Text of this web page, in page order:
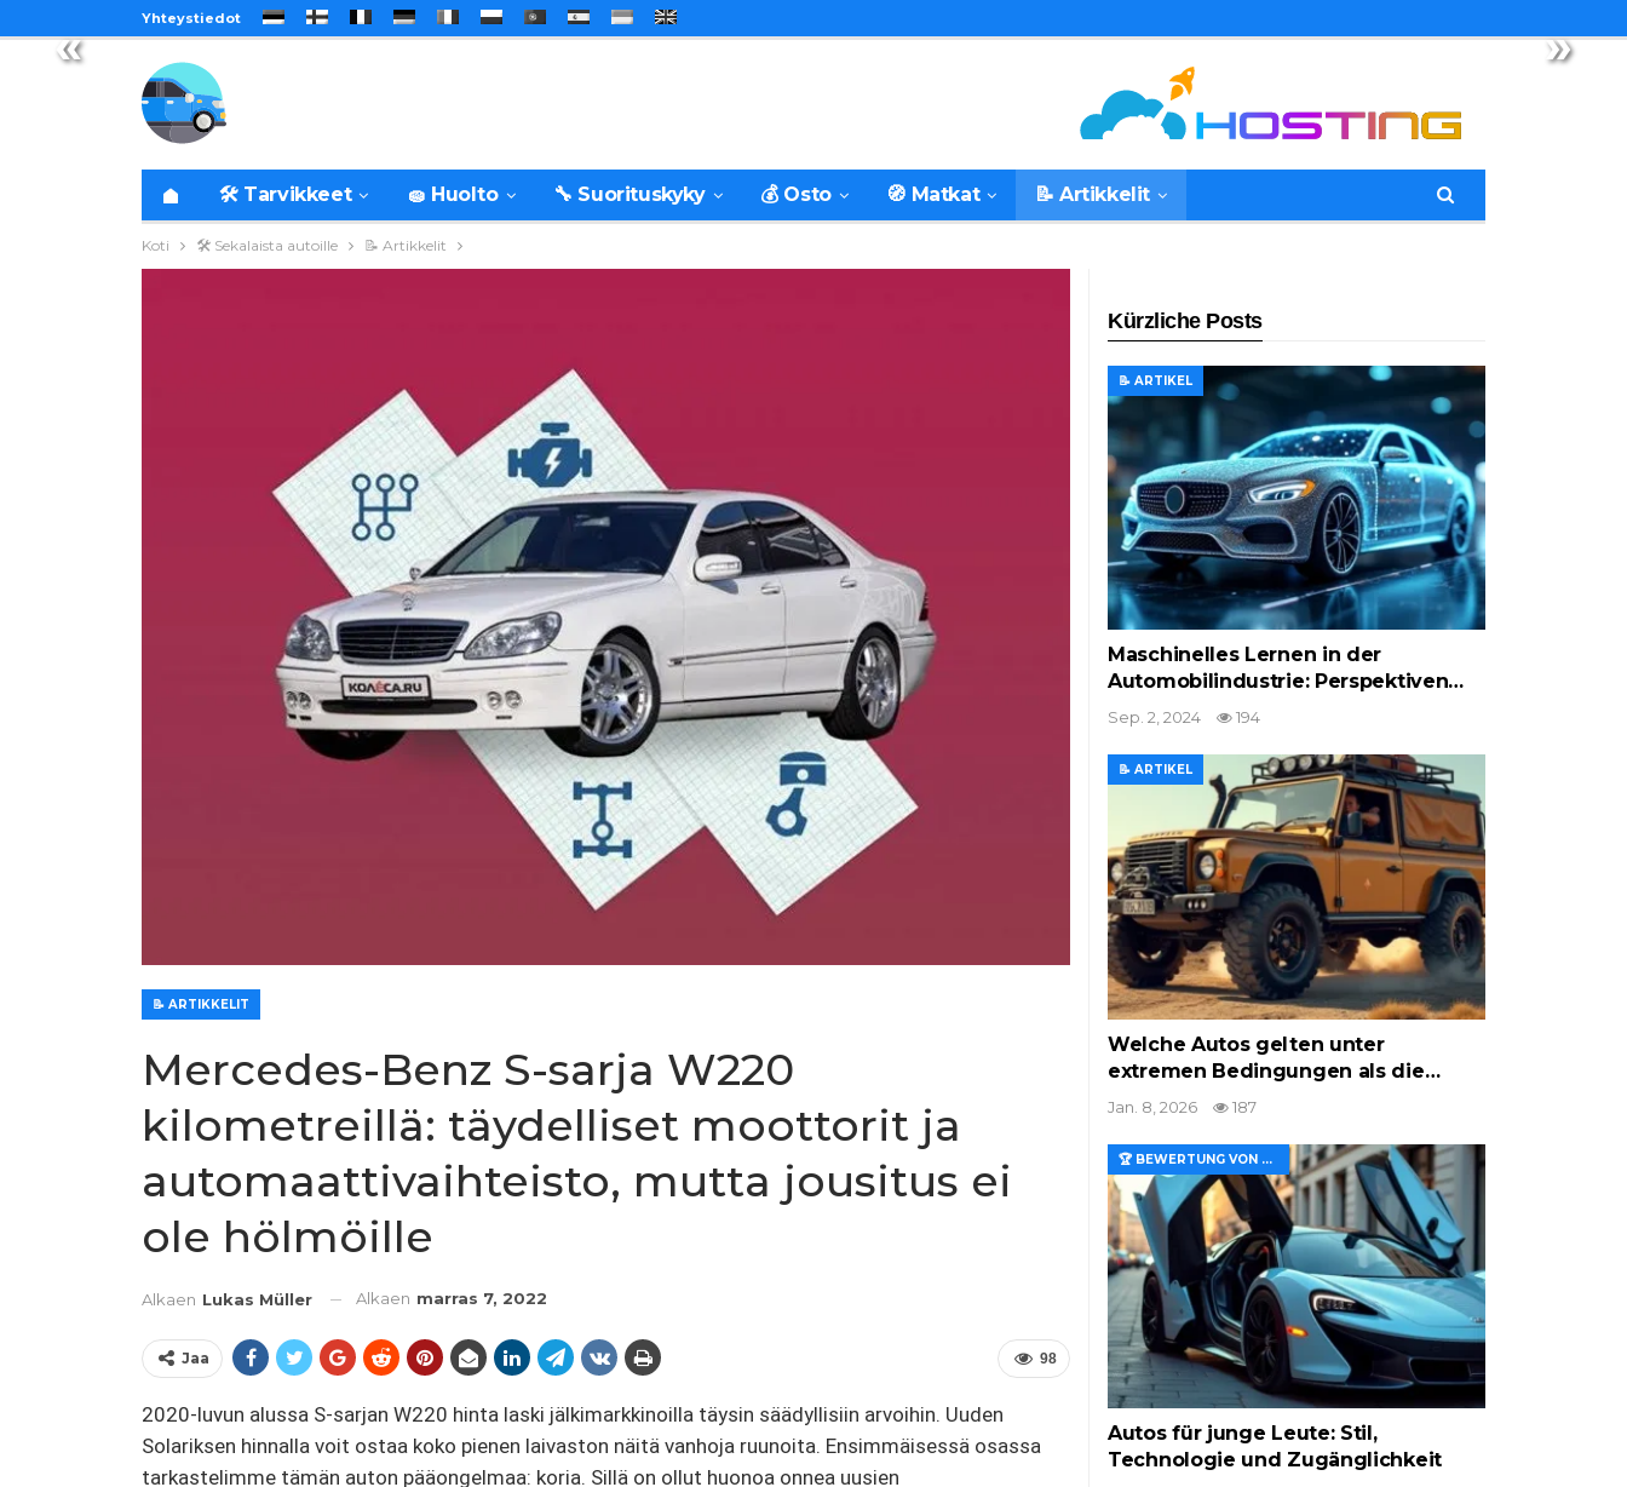
« »
Yhteystiedot
🛠️ Tarvikkeet 🧽 Huolto 🔧 Suorituskyky 💰 Osto 🧭 Matkat 📝 Artikkelit
Koti 🛠️ Sekalaista autoille 📝 Artikkelit
📝 ARTIKKELIT
Mercedes-Benz S-sarja W220
kilometreillä: täydelliset moottorit ja
automaattivaihteisto, mutta jousitus ei
ole hölmöille
Alkaen Lukas Müller Alkaen marras 7, 2022
98
Jaa
2020-luvun alussa S-sarjan W220 hinta laski jälkimarkkinoilla täysin säädyllisiin arvoihin. Uuden
Solariksen hinnalla voit ostaa koko pienen laivaston näitä vanhoja ruunoita. Ensimmäisessä osassa
tarkastelimme tämän auton pääongelmaa: koria. Sillä on ollut huonoa onnea uusien
Kürzliche Posts
📝 ARTIKEL
Maschinelles Lernen in der
Automobilindustrie: Perspektiven…
Sep. 2, 2024 194
📝 ARTIKEL
Welche Autos gelten unter
extremen Bedingungen als die…
Jan. 8, 2026 187
🏆 BEWERTUNG VON MERKMALEN UND WERT
Autos für junge Leute: Stil,
Technologie und Zugänglichkeit